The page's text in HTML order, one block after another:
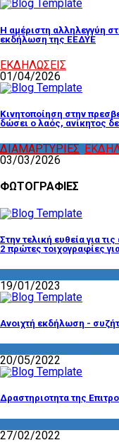
Η αμέριστη αλληλεγγύη
εκδήλωση της ΕΕΔΥΕ
ΕΚΔΗΛΩΣΕΙΣ
01/04/2026
Κινητοποίηση στην
δώσει ο λαός, ανίκητος
ΔΙΑΜΑΡΤΥΡΙΕΣ
03/03/2026
ΦΩΤΟΓΡΑΦΙΕΣ
Στην τελική ευθεία για
2 πρώτες τοιχογραφίες
19/01/2023
Ανοιχτή εκδήλωση -
20/05/2022
Δραστηριοτητα της
27/02/2022